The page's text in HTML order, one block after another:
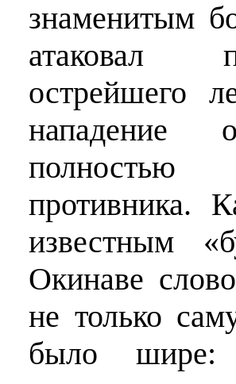
знаменитым
атаковал
острейшего
противника.
известным
Окинаве
не только
было шире: